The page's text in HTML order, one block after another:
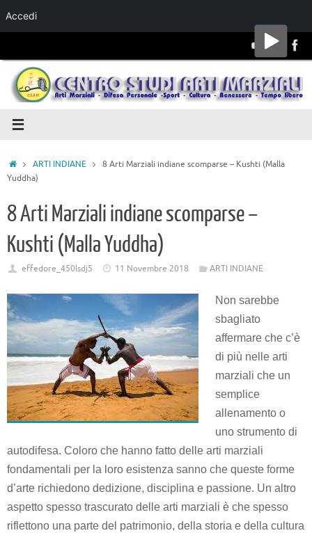
Accedi
Salta al
ARTI INDIANE
8 Arti Marziali indiane scomparse – Kushti (Malla
Yuddha)
8 Arti Marziali indiane scomparse –
Kushti (Malla Yuddha)
effedore_450lsdj5 11 Novembre 2018 ARTI INDIANE
Non sarebbe
sbagliato
affermare che c’è
di più nelle arti
marziali che un
semplice
allenamento o
uno strumento di
autodifesa. Coloro che hanno fatto delle arti marziali
fondamentali per la loro esistenza sanno che queste forme
d’arte richiedono dedizione, disciplina e passione. Un altro
aspetto spesso trascurato delle arti marziali è che spesso
riflettono una parte del patrimonio, della storia e della cultura